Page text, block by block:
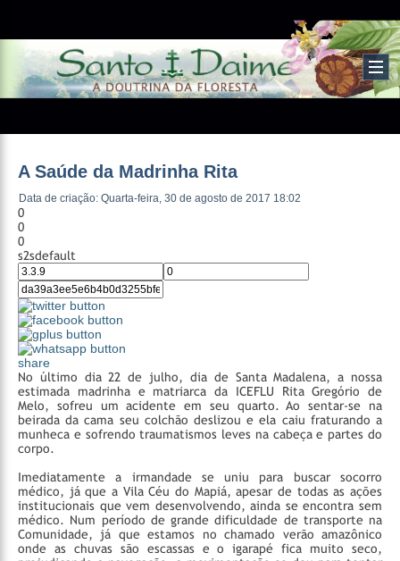
A Saúde da Madrinha Rita
Data de criação: Quarta-feira, 30 de agosto de 2017 18:02
0
0
0
s2sdefault
share
No último dia 22 de julho, dia de Santa Madalena, a nossa
estimada madrinha e matriarca da ICEFLU Rita Gregório de
Melo, sofreu um acidente em seu quarto. Ao sentar-se na
beirada da cama seu colchão deslizou e ela caiu fraturando a
munheca e sofrendo traumatismos leves na cabeça e partes do
corpo.
Imediatamente a irmandade se uniu para buscar socorro
médico, já que a Vila Céu do Mapiá, apesar de todas as ações
institucionais que vem desenvolvendo, ainda se encontra sem
médico. Num período de grande dificuldade de transporte na
Comunidade, já que estamos no chamado verão amazônico
onde as chuvas são escassas e o igarapé fica muito seco,